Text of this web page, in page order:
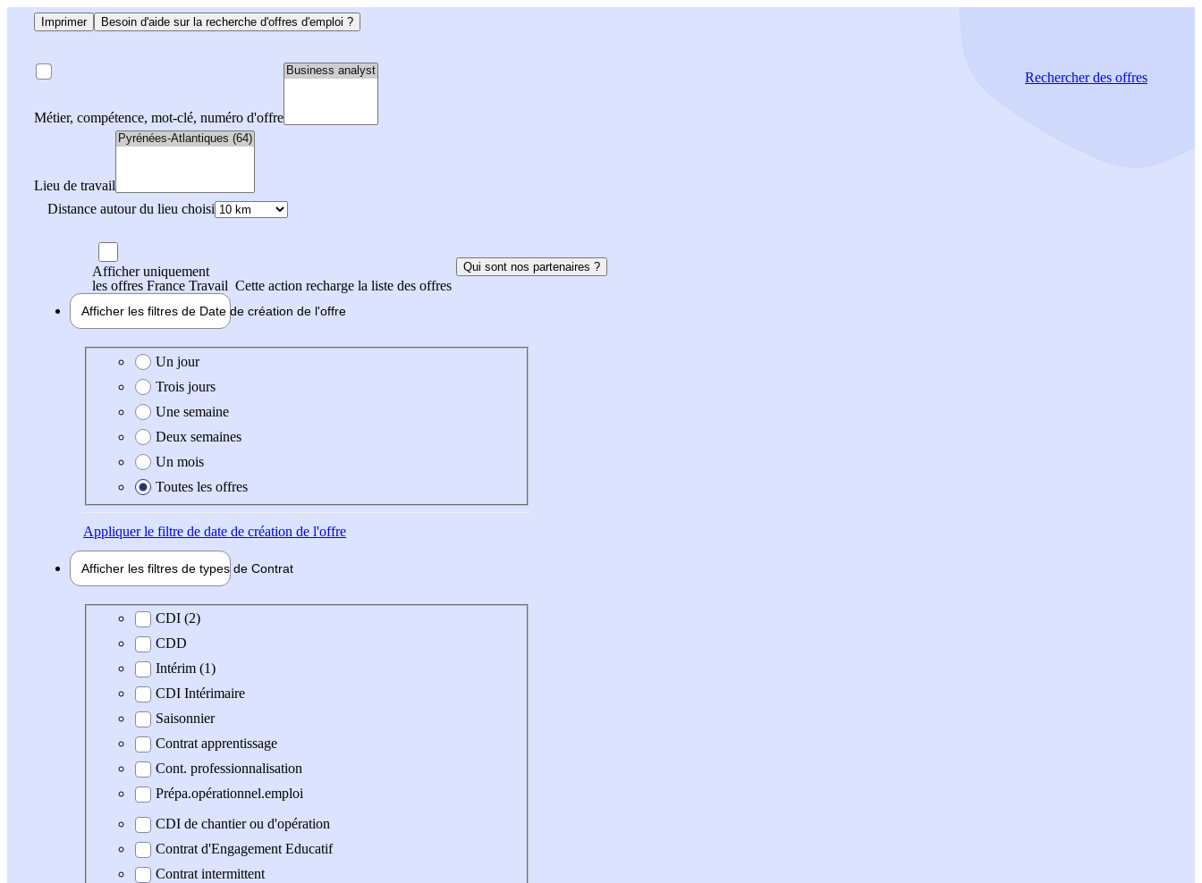
Imprimer Besoin d'aide sur la recherche d'offres d'emploi ?
Métier, compétence, mot-clé, numéro d'offre
Lieu de travail
Distance autour du lieu choisi
Rechercherdes offres
Afficher uniquement
les offres France Travail Cette action recharge la liste des offres
Qui sont nos partenaires ?
Afficher les filtres de Date de création de l'offre
Date de création de l'offre
Un jour
Trois jours
Une semaine
Deux semaines
Un mois
Toutes les offres
Appliquerle filtre de date de création de l'offre
Afficher les filtres de types de Contrat
Type de contrat
CDI (2)
CDD
Intérim (1)
CDI Intérimaire
Saisonnier
Contrat apprentissage
Cont. professionnalisation
Prépa.opérationnel.emploi
CDI de chantier ou d'opération
Contrat d'Engagement Educatif
Contrat intermittent